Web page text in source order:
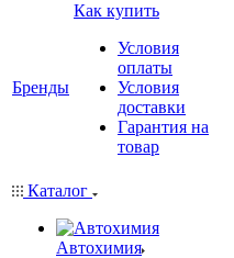
Бренды
Как купить
Условия
оплаты
Условия
доставки
Гарантия на
товар
Каталог
Автохимия